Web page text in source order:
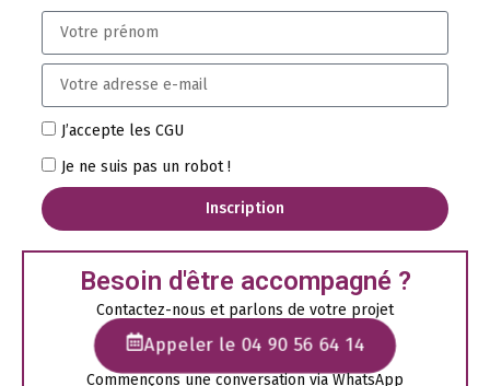
J’accepte les CGU
Je ne suis pas un robot !
Inscription
Besoin d'être accompagné ?
Contactez-nous et parlons de votre projet
Appeler le 04 90 56 64 14
Commençons une conversation via WhatsApp